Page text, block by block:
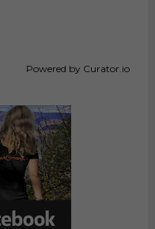
Powered by Curator.io